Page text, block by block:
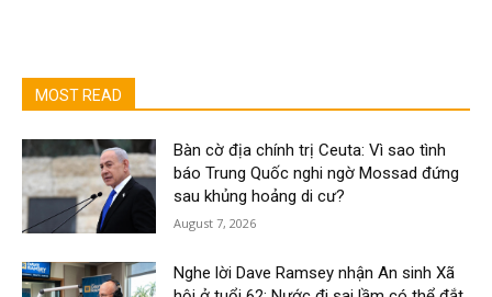
MOST READ
Bàn cờ địa chính trị Ceuta: Vì sao tình
báo Trung Quốc nghi ngờ Mossad đứng
sau khủng hoảng di cư?
August 7, 2026
Nghe lời Dave Ramsey nhận An sinh Xã